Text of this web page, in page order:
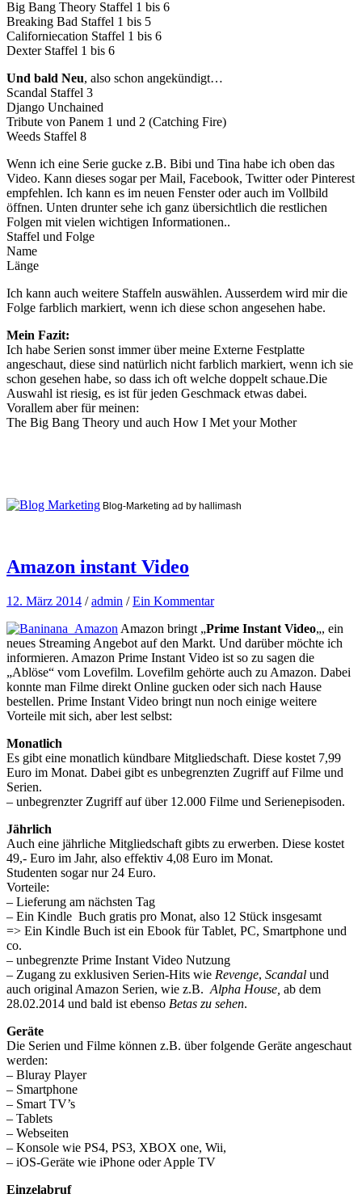
Big Bang Theory Staffel 1 bis 6
Breaking Bad Staffel 1 bis 5
Californiecation Staffel 1 bis 6
Dexter Staffel 1 bis 6
Und bald Neu, also schon angekündigt…
Scandal Staffel 3
Django Unchained
Tribute von Panem 1 und 2 (Catching Fire)
Weeds Staffel 8
Wenn ich eine Serie gucke z.B. Bibi und Tina habe ich oben das
Video. Kann dieses sogar per Mail, Facebook, Twitter oder Pinterest
empfehlen. Ich kann es im neuen Fenster oder auch im Vollbild
öffnen. Unten drunter sehe ich ganz übersichtlich die restlichen
Folgen mit vielen wichtigen Informationen..
Staffel und Folge
Name
Länge
Ich kann auch weitere Staffeln auswählen. Ausserdem wird mir die
Folge farblich markiert, wenn ich diese schon angesehen habe.
Mein Fazit:
Ich habe Serien sonst immer über meine Externe Festplatte
angeschaut, diese sind natürlich nicht farblich markiert, wenn ich sie
schon gesehen habe, so dass ich oft welche doppelt schaue.Die
Auswahl ist riesig, es ist für jeden Geschmack etwas dabei.
Vorallem aber für meinen:
The Big Bang Theory und auch How I Met your Mother
Blog-Marketing ad by hallimash
Amazon instant Video
12. März 2014 /admin /Ein Kommentar
Amazon bringt „Prime Instant Video„, ein
neues Streaming Angebot auf den Markt. Und darüber möchte ich
informieren. Amazon Prime Instant Video ist so zu sagen die
„Ablöse“ vom Lovefilm. Lovefilm gehörte auch zu Amazon. Dabei
konnte man Filme direkt Online gucken oder sich nach Hause
bestellen. Prime Instant Video bringt nun noch einige weitere
Vorteile mit sich, aber lest selbst:
Monatlich
Es gibt eine monatlich kündbare Mitgliedschaft. Diese kostet 7,99
Euro im Monat. Dabei gibt es unbegrenzten Zugriff auf Filme und
Serien.
– unbegrenzter Zugriff auf über 12.000 Filme und Serienepisoden.
Jährlich
Auch eine jährliche Mitgliedschaft gibts zu erwerben. Diese kostet
49,- Euro im Jahr, also effektiv 4,08 Euro im Monat.
Studenten sogar nur 24 Euro.
Vorteile:
– Lieferung am nächsten Tag
– Ein Kindle Buch gratis pro Monat, also 12 Stück insgesamt
=> Ein Kindle Buch ist ein Ebook für Tablet, PC, Smartphone und
co.
– unbegrenzte Prime Instant Video Nutzung
– Zugang zu exklusiven Serien-Hits wie Revenge, Scandal und
auch original Amazon Serien, wie z.B. Alpha House, ab dem
28.02.2014 und bald ist ebenso Betas zu sehen.
Geräte
Die Serien und Filme können z.B. über folgende Geräte angeschaut
werden:
– Bluray Player
– Smartphone
– Smart TV’s
– Tablets
– Webseiten
– Konsole wie PS4, PS3, XBOX one, Wii,
– iOS-Geräte wie iPhone oder Apple TV
Einzelabruf